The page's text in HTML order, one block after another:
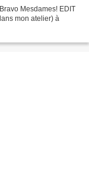
Mesdames! EDIT
mon atelier) à